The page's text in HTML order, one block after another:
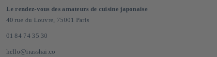
Le rendez-vous des amateurs de cuisine japonaise
40 rue du Louvre, 75001 Paris
01 84 74 35 30
hello@irasshai.co